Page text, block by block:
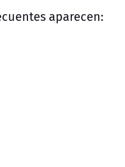
aparecen: